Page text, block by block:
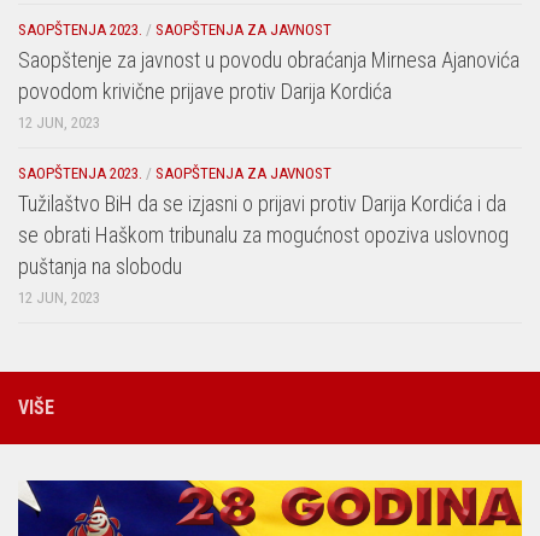
SAOPŠTENJA 2023. / SAOPŠTENJA ZA JAVNOST
Saopštenje za javnost u povodu obraćanja Mirnesa Ajanovića
povodom krivične prijave protiv Darija Kordića
12 JUN, 2023
SAOPŠTENJA 2023. / SAOPŠTENJA ZA JAVNOST
Tužilaštvo BiH da se izjasni o prijavi protiv Darija Kordića i da
se obrati Haškom tribunalu za mogućnost opoziva uslovnog
puštanja na slobodu
12 JUN, 2023
VIŠE